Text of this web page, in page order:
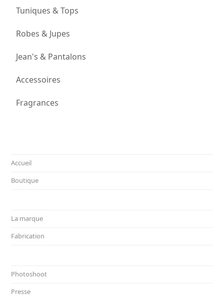
Tuniques & Tops
Robes & Jupes
Jean's & Pantalons
Accessoires
Fragrances
Accueil
Boutique
La marque
Fabrication
Photoshoot
Presse